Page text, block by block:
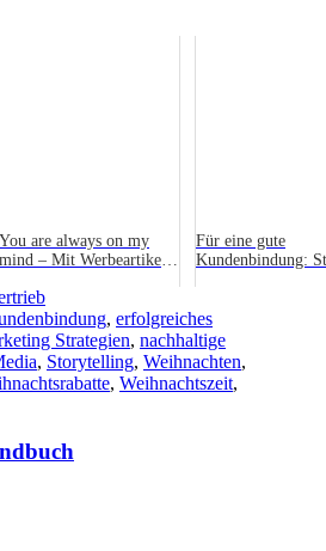
You are always on my
mind – Mit Werbeartikeln
Für eine gute
Kundenbindung:
verschicken
, erfolgreiches
Strategien, nachhaltige
, Storytelling, Weihnachten,
, Weihnachtszeit,